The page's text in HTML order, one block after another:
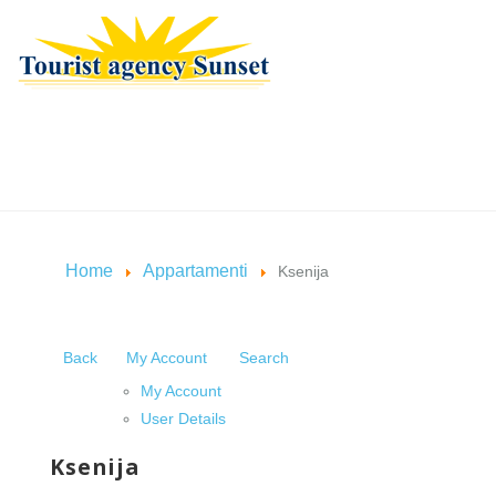
Home Appartamenti Ksenija
Back
My Account
My Account
User Details
Search
Ksenija